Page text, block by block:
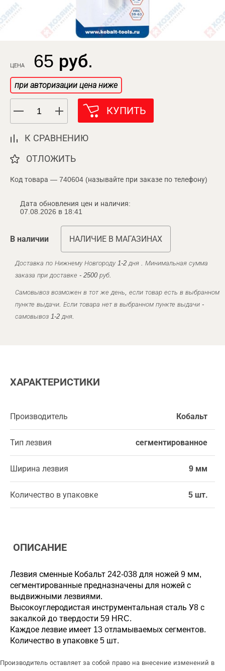
ЦЕНА 65 руб.
при авторизации цена ниже
КУПИТЬ
К СРАВНЕНИЮ
ОТЛОЖИТЬ
Код товара — 740604 (называйте при заказе по телефону)
Дата обновления цен и наличия:
07.08.2026 в 18:41
В наличии НАЛИЧИЕ В МАГАЗИНАХ
Доставка по Нижнему Новгороду 1-2 дня . Минимальная сумма
заказа при доставке - 2500 руб.
Самовывоз возможен в тот же день, если товар есть в выбранном
пункте выдачи. Если товара нет в выбранном пункте выдачи -
самовывоз 1-2 дня.
ХАРАКТЕРИСТИКИ
Производитель Кобальт
Тип лезвия сегментированное
Ширина лезвия 9 мм
Количество в упаковке 5 шт.
ОПИСАНИЕ
Лезвия сменные Кобальт 242-038 для ножей 9 мм,
сегментированные предназначены для ножей с
выдвижными лезвиями.
Высокоуглеродистая инструментальная сталь У8 с
закалкой до твердости 59 HRC.
Каждое лезвие имеет 13 отламываемых сегментов.
Количество в упаковке 5 шт.
Производитель оставляет за собой право на внесение изменений в